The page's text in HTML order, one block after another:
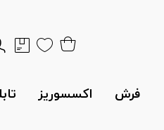
فرش اکسسوریز